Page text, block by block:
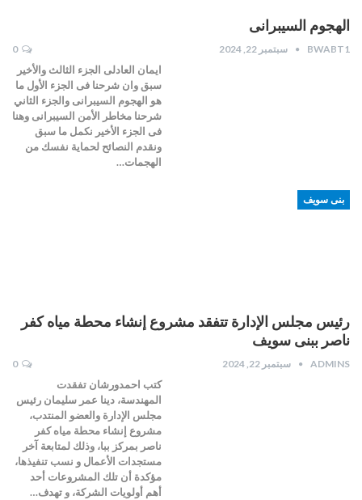
الهجوم السيبرانى
BWABT1 سبتمبر 22, 2024 0
ايمان العادلى الجزء الثالث والأخير
سبق وان شرحنا فى الجزء الأول ما
هو الهجوم السيبرانى والجزء الثاني
شرحنا مخاطر الأمن السيبرانى وهنا
فى الجزء الأخير نكمل ما سبق
ونقدم النصائح لحماية نفسك من
الهجمات…
بنى سويف
رئيس مجلس الإدارة تتفقد مشروع إنشاء محطة مياه كفر
ناصر ببنى سويف
ADMINS سبتمبر 22, 2024 0
كتب احمدورشان تفقدت
المهندسة، دينا عمر سليمان رئيس
مجلس الإدارة والعضو المنتدب،
مشروع إنشاء محطة مياه كفر
ناصر بمركز ببا، وذلك لمتابعة آخر
مستجدات الأعمال و نسب تنفيذها،
مؤكدة أن تلك المشروعات أحد
أهم أولويات الشركة، و تهدف…